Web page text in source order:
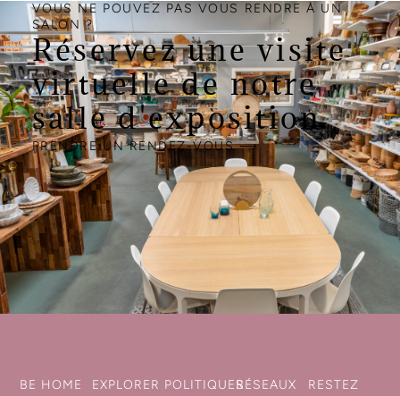
VOUS NE POUVEZ PAS VOUS RENDRE À UN
SALON ?
Réservez une visite
virtuelle de notre
salle d'exposition.
PRENDRE UN RENDEZ-VOUS ⟶
BE HOME EXPLORER POLITIQUESRÉSEAUX RESTEZ